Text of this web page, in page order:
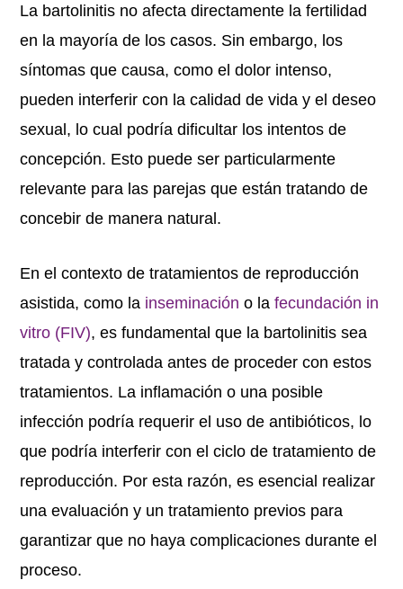
La bartolinitis no afecta directamente la fertilidad
en la mayoría de los casos. Sin embargo, los
síntomas que causa, como el dolor intenso,
pueden interferir con la calidad de vida y el deseo
sexual, lo cual podría dificultar los intentos de
concepción. Esto puede ser particularmente
relevante para las parejas que están tratando de
concebir de manera natural.
En el contexto de tratamientos de reproducción
asistida, como la inseminación o lafecundación in
vitro (FIV), es fundamental que la bartolinitis sea
tratada y controlada antes de proceder con estos
tratamientos. La inflamación o una posible
infección podría requerir el uso de antibióticos, lo
que podría interferir con el ciclo de tratamiento de
reproducción. Por esta razón, es esencial realizar
una evaluación y un tratamiento previos para
garantizar que no haya complicaciones durante el
proceso.